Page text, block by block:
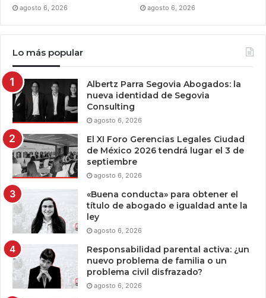
agosto 6, 2026 agosto 6, 2026
Lo más popular
Albertz Parra Segovia Abogados: la
nueva identidad de Segovia
Consulting
agosto 6, 2026
El XI Foro Gerencias Legales Ciudad
de México 2026 tendrá lugar el 3 de
septiembre
agosto 6, 2026
«Buena conducta» para obtener el
título de abogado e igualdad ante la
ley
agosto 6, 2026
Responsabilidad parental activa: ¿un
nuevo problema de familia o un
problema civil disfrazado?
agosto 6, 2026